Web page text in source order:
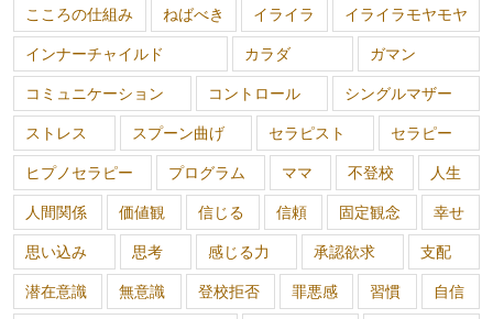
こころの仕組み ねばべき イライラ
イライラモヤモヤ
インナーチャイルド
カラダ
ガマン
コミュニケーション
コントロール
シングルマザー
ストレス
スプーン曲げ セラピスト
セラピー
ヒプノセラピー
プログラム ママ 不登校
人生
人間関係
価値観 信じる 信頼 固定観念
幸せ
思い込み
思考 感じる力 承認欲求
支配
潜在意識
無意識 登校拒否 罪悪感 習慣
自信